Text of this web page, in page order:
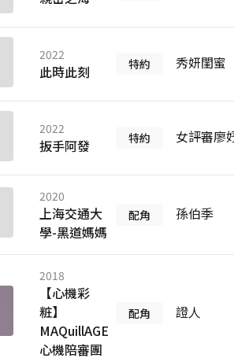
2022
此時此刻 特約 秀妍閨蜜
2022
扳手阿發 特約 女評審廖
2020
上海交通大
學-黑道媽媽
配角 孫伯季
2018
【心機彩
粧】
MAQuillAGE
心機陪審團
配角 證人